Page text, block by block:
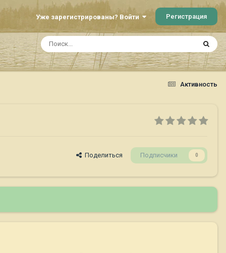
Уже зарегистрированы? Войти Регистрация
Активность
Поделиться Подписчики 0